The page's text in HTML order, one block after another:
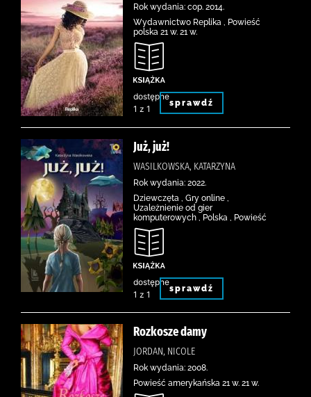
Rok wydania: cop. 2014.
Wydawnictwo Replika , Powieść
polska 21 w. 21 w.
dostępne
1 z 1
sprawdź
Już, już!
WASILKOWSKA, KATARZYNA
Rok wydania: 2022.
Dziewczęta , Gry online ,
Uzależnienie od gier
komputerowych , Polska , Powieść
dostępne
1 z 1
sprawdź
Rozkosze damy
JORDAN, NICOLE
Rok wydania: 2008.
Powieść amerykańska 21 w. 21 w.